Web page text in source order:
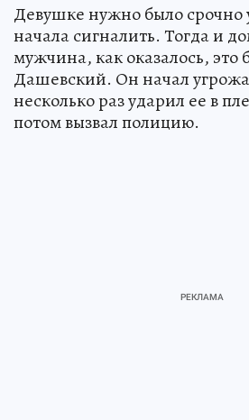
Девушке нужно было срочно
начала сигналить. Тогда и
мужчина, как оказалось, это
Дашевский. Он начал
несколько раз ударил ее в
потом вызвал полицию.